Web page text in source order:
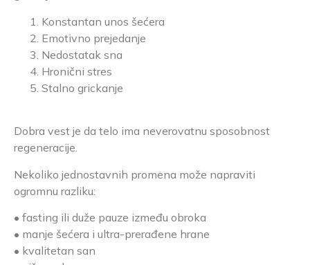
Konstantan unos šećera
Emotivno prejedanje
Nedostatak sna
Hronični stres
Stalno grickanje
Dobra vest je da telo ima neverovatnu sposobnost
regeneracije.
Nekoliko jednostavnih promena može napraviti
ogromnu razliku:
• fasting ili duže pauze između obroka
• manje šećera i ultra-prerađene hrane
• kvalitetan san